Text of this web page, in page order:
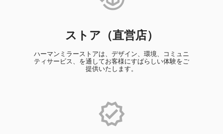
ストア（直営店）
ハーマンミラーストアは、デザイン、環境、コミュニ
ティサービス、を通してお客様にすばらしい体験をご
提供いたします。